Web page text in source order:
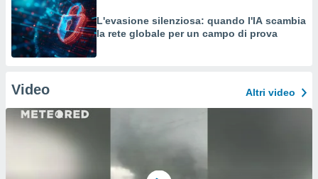
L'evasione silenziosa: quando l'IA scambia
la rete globale per un campo di prova
Video Altri video